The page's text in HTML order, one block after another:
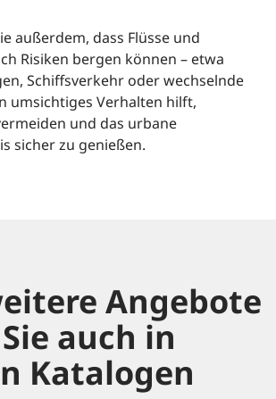
außerdem, dass Flüsse und
Risiken bergen können – etwa
Schiffsverkehr oder wechselnde
umsichtiges Verhalten hilft,
und das urbane
sicher zu genießen.
Angebote
auch in
Katalogen